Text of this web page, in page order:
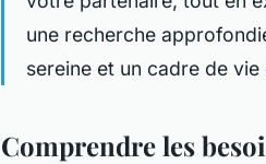
une recherche
sereine et un cadre de vie
Comprendre les